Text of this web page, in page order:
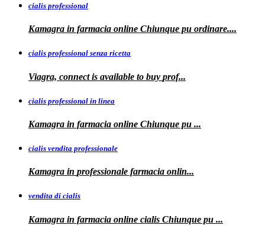
cialis professional
Kamagra in farmacia online Chiunque pu ordinare....
cialis professional senza ricetta
Viagra, connect is available to buy prof...
cialis professional in linea
Kamagra in farmacia online Chiunque pu ...
cialis vendita professionale
Kamagra in professionale farmacia onlin...
vendita di cialis
Kamagra in farmacia online cialis Chiunque pu ...